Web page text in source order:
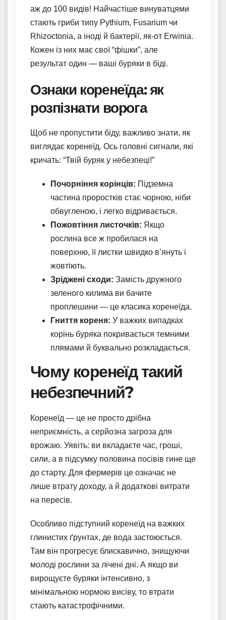
аж до 100 видів! Найчастіше винуватцями
стають гриби типу Pythium, Fusarium чи
Rhizoctonia, а іноді й бактерії, як-от Erwinia.
Кожен із них має свої “фішки”, але
результат один — ваші буряки в біді.
Ознаки коренеїда: як
розпізнати ворога
Щоб не пропустити біду, важливо знати, як
виглядає коренеїд. Ось головні сигнали, які
кричать: “Твій буряк у небезпеці!”
Почорніння корінців: Підземна
частина проростків стає чорною, ніби
обвугленою, і легко відривається.
Пожовтіння листочків: Якщо
рослина все ж пробилася на
поверхню, її листки швидко в’януть і
жовтіють.
Зріджені сходи: Замість дружного
зеленого килима ви бачите
проплешини — це класика коренеїда.
Гниття кореня: У важких випадках
корінь буряка покривається темними
плямами й буквально розкладається.
Чому коренеїд такий
небезпечний?
Коренеїд — це не просто дрібна
неприємність, а серйозна загроза для
врожаю. Уявіть: ви вкладаєте час, гроші,
сили, а в підсумку половина посівів гине ще
до старту. Для фермерів це означає не
лише втрату доходу, а й додаткові витрати
на пересів.
Особливо підступний коренеїд на важких
глинистих ґрунтах, де вода застоюється.
Там він прогресує блискавично, знищуючи
молоді рослини за лічені дні. А якщо ви
вирощуєте буряки інтенсивно, з
мінімальною нормою висіву, то втрати
стають катастрофічними.